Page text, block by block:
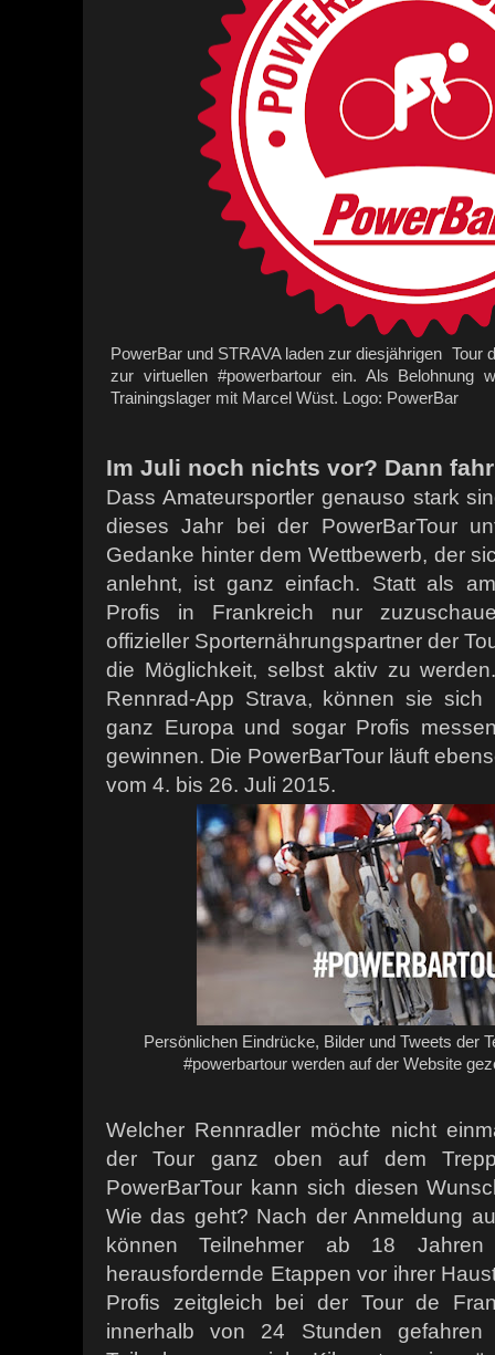
PowerBar und STRAVA laden zur diesjährigen Tour
zur virtuellen #powerbartour ein. Als Belohnung
Trainingslager mit Marcel Wüst. Logo: PowerBar
Im Juli noch nichts vor? Dann
Dass Amateursportler genauso stark
dieses Jahr bei der PowerBarTour
Gedanke hinter dem Wettbewerb, der
anlehnt, ist ganz einfach. Statt als
Profis in Frankreich nur
offizieller Sporternährungspartner der
die Möglichkeit, selbst aktiv zu
Rennrad-App Strava, können sie sich
ganz Europa und sogar Profis
gewinnen. Die PowerBarTour läuft
vom 4. bis 26. Juli 2015.
Persönlichen Eindrücke, Bilder und Tweets der
#powerbartour werden auf der Website
Welcher Rennradler möchte nicht
der Tour ganz oben auf dem
PowerBarTour kann sich diesen
Wie das geht? Nach der Anmeldung
können Teilnehmer ab 18
herausfordernde Etappen vor ihrer
Profis zeitgleich bei der Tour de
innerhalb von 24 Stunden